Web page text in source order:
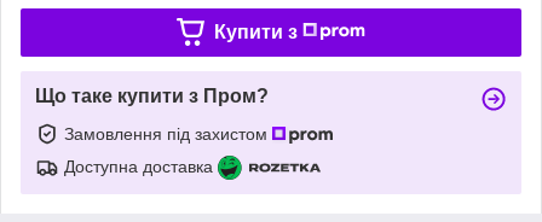
Купити з
Що таке купити з Пром?
Замовлення під захистом
Доступна доставка